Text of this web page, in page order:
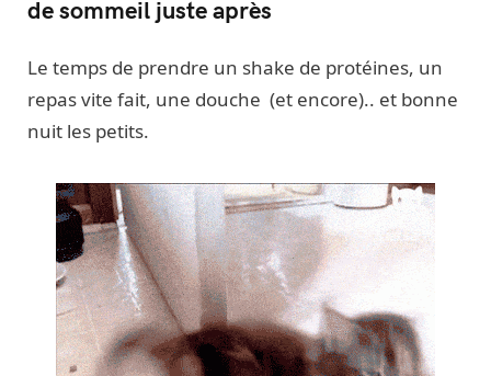
de sommeil juste après
Le temps de prendre un shake de protéines, un
repas vite fait, une douche (et encore).. et bonne
nuit les petits.